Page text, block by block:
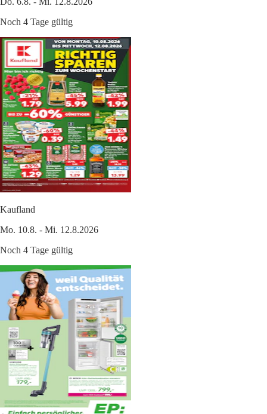
Noch 4 Tage gültig
Kaufland
Mo. 10.8. - Mi. 12.8.2026
Noch 4 Tage gültig